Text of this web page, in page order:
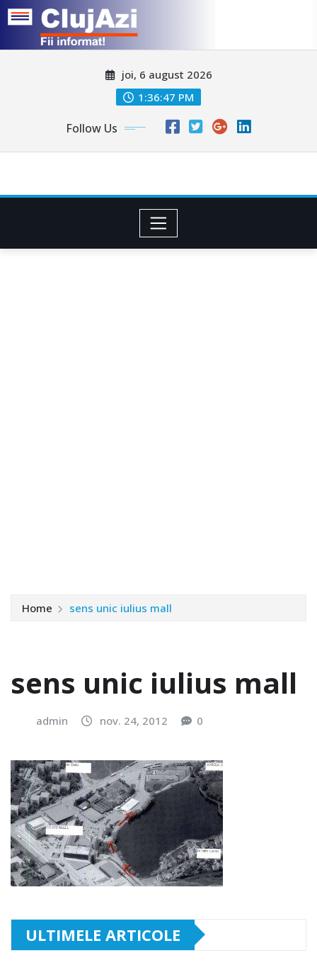
joi, 6 august 2026
1:36:50 PM
Follow Us
Home sens unic iulius mall
sens unic iulius mall
admin nov. 24, 2012 0
ULTIMELE ARTICOLE